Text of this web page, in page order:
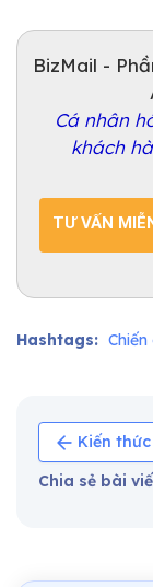
BizMail -
Cá nhân
khách
TƯ VẤN
Hashtags:
Kiến
Chia sẻ bài